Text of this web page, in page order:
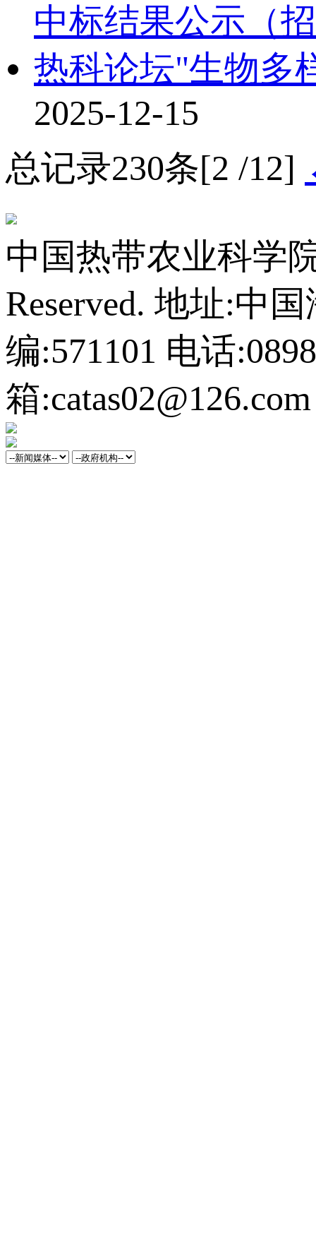
中标结果公示（
热科论坛"生物多
2025-12-15
总记录230条[2 /12]
中国热带农业科学
Reserved. 地址:中
编:571101 电话
箱:catas02@126.com